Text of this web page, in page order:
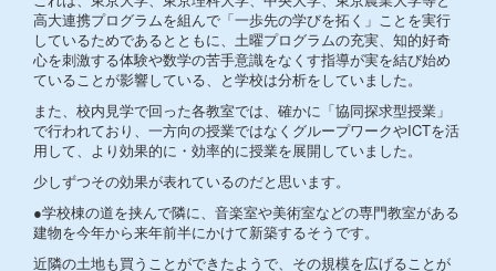
高大連携プログラムを組んで「一歩先の学びを拓く」ことを実行
しているためであるとともに、土曜プログラムの充実、知的好奇
心を刺激する体験や数学の苦手意識をなくす指導が実を結び始め
ていることが影響している、と学校は分析をしていました。
また、校内見学で回った各教室では、確かに「協同探求型授業」
で行われており、一方向の授業ではなくグループワークやICTを活
用して、より効果的に・効率的に授業を展開していました。
少しずつその効果が表れているのだと思います。
●学校棟の道を挟んで隣に、音楽室や美術室などの専門教室がある
建物を今年から来年前半にかけて新築するそうです。
近隣の土地も買うことができたようで、その規模を広げることが